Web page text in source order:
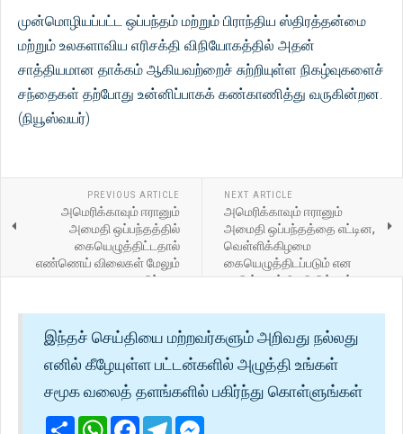
முன்மொழியப்பட்ட ஒப்பந்தம் மற்றும் பிராந்திய ஸ்திரத்தன்மை
மற்றும் உலகளாவிய எரிசக்தி விநியோகத்தில் அதன்
சாத்தியமான தாக்கம் ஆகியவற்றைச் சுற்றியுள்ள நிகழ்வுகளைச்
சந்தைகள் தற்போது உன்னிப்பாகக் கண்காணித்து வருகின்றன.
(நியூஸ்வயர்)
PREVIOUS ARTICLE
அமெரிக்காவும் ஈரானும்
அமைதி ஒப்பந்தத்தில்
கையெழுத்திட்டதால்
எண்ணெய் விலைகள் மேலும்
சரிந்தன
NEXT ARTICLE
அமெரிக்காவும் ஈரானும்
அமைதி ஒப்பந்தத்தை எட்டின,
வெள்ளிக்கிழமை
கையெழுத்திடப்படும் என
பாகிஸ்தான் தெரிவித்துள்ளது
இந்தச் செய்தியை மற்றவர்களும் அறிவது நல்லது
எனில் கீழேயுள்ள பட்டன்களில் அழுத்தி உங்கள்
சமூக வலைத் தளங்களில் பகிர்ந்து கொள்ளுங்கள்
ShareWhatsApp
Facebook
Telegram